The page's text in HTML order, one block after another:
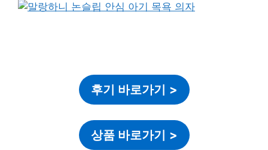
후기 바로가기 >
상품 바로가기 >